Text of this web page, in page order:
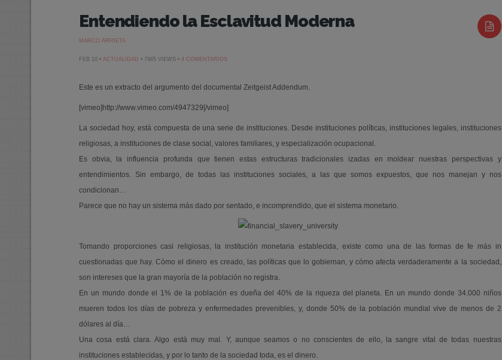
Entendiendo la Esclavitud Moderna
MARCO ARRIETA
FEB 10 • ACTUALIDAD • 7965 VIEWS • 4 COMENTARIOSEN
MODERNA
Este es un extracto del argumento del documental Zeitgeist Addendum.
[vimeo]http://www.vimeo.com/4947329[/vimeo]
La sociedad hoy, está compuesta de una serie de instituciones. Desde instituciones políticas, instituciones legales, instituciones
religiosas, a instituciones de clase social, valores familiares, y especialización ocupacional.
Es obvia, la influencia profunda que tienen estas estructuras tradicionales izadas en moldear nuestras perspectivas y
entendimientos. Sin embargo, de todas las instituciones sociales, a las que somos expuestos, que nos manejan y nos
condicionan…
Parece que no hay un sistema más dado por sentado, e incomprendido, que el sistema monetario.
Tomando proporciones casi religiosas, la institución monetaria establecida, existe como una de las formas de fe más in
cuestionadas que hay. Cómo el dinero es creado, las políticas que lo gobiernan, y cómo afecta verdaderamente a la sociedad,
son intereses que la gran mayoría de la población no registra.
En un mundo donde el 1% de la población es dueña del 40% de la riqueza del planeta. En un mundo donde 34.000 niños
mueren todos los días de pobreza y enfermedades prevenibles, y, donde 50% de la población mundial vive de menos de 2
dólares al día…
Una cosa está clara. Algo está muy mal. Y, aunque seamos o no conscientes de ello, la sangre vital de todas nuestras
instituciones establecidas, y por lo tanto de la sociedad toda, es el dinero.